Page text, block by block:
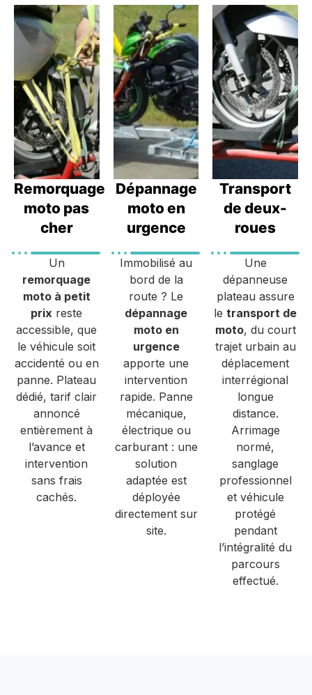
Remorquage
moto pas
cher
Un
remorquage
moto à petit
prix reste
accessible, que
le véhicule soit
accidenté ou en
panne. Plateau
dédié, tarif clair
annoncé
entièrement à
l’avance et
intervention
sans frais
cachés.
Dépannage
moto en
urgence
Immobilisé au
bord de la
route ? Le
dépannage
moto en
urgence
apporte une
intervention
rapide. Panne
mécanique,
électrique ou
carburant : une
solution
adaptée est
déployée
directement sur
site.
Transport
de deux-
roues
Une
dépanneuse
plateau assure
letransport de
moto, du court
trajet urbain au
déplacement
interrégional
longue
distance.
Arrimage
normé,
sanglage
professionnel
et véhicule
protégé
pendant
l’intégralité du
parcours
effectué.